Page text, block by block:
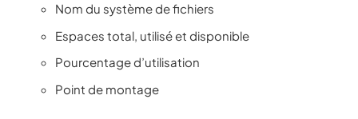
Nom du système de fichiers
Espaces total, utilisé et disponible
Pourcentage d’utilisation
Point de montage